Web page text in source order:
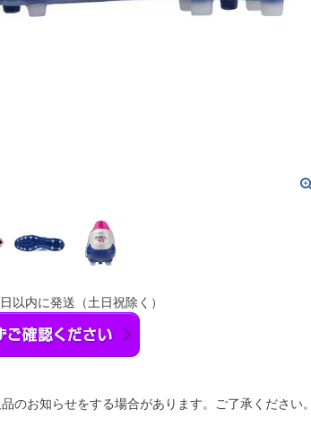
以内に発送（土日祝除く）
のお知らせをする場合があります。ご了承ください。